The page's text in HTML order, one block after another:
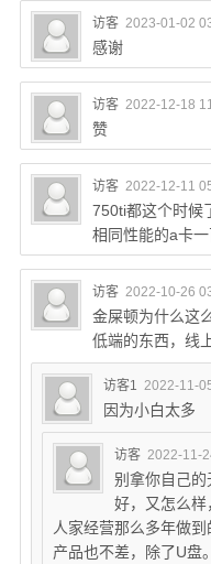
访客 2023-01-02
感谢
访客 2022-12-18
赞
访客 2022-12-11
750ti都这个时候
相同性能的a卡
访客 2022-10-26
金屎顿为什么这
低端的东西，线
访客1 2022-11-
因为小白太多
访客 2022-11-
别拿你自己
好，又怎么样
人家经营那么多年做
产品也不差，除了U盘。